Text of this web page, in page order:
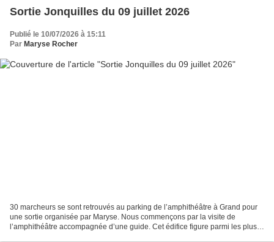
Sortie Jonquilles du 09 juillet 2026
Publié le 10/07/2026 à 15:11
Par Maryse Rocher
30 marcheurs se sont retrouvés au parking de l’amphithéâtre à Grand pour
une sortie organisée par Maryse. Nous commençons par la visite de
l’amphithéâtre accompagnée d’une guide. Cet édifice figure parmi les plus